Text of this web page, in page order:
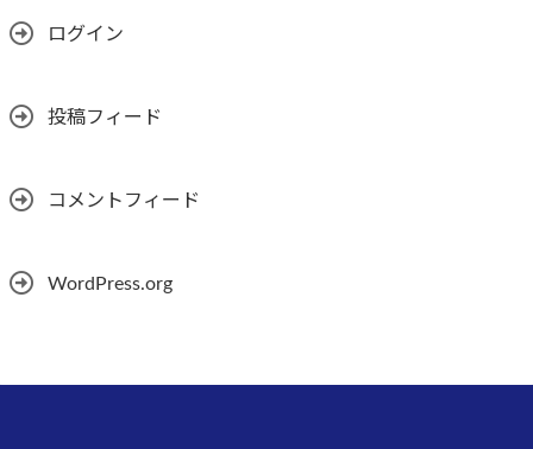
ログイン
投稿フィード
コメントフィード
WordPress.org